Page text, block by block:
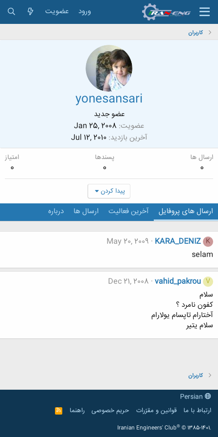
ورود عضویت
کاربران
yonesansari
عضو جدید
عضویت Jan 25, 2008
آخرین بازدید Jul 12, 2010
ارسال ها
0
پسندها
0
امتیاز
0
پیدا کردن
ارسال های پروفایل آخرین فعالیت ارسال ها درباره
K
KARA_DENIZ
May 20, 2009
selam
V
vahid_pakrou
Dec 21, 2008
سلام
کفون نامرد ؟
آختارام تاپسام یولارام
سلام یتیر
کاربران
ارتباط با ما
قوانین و مقرّرات حریم خصوصی راهنما
R
S
Iranian Engineers' Club® © 1385-1401.